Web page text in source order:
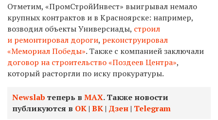
Отметим, «ПромСтройИнвест» выигрывал немало
крупных контрактов и в Красноярске: например,
возводил объекты Универсиады, строил
и ремонтировал дороги, реконструировал
«Мемориал Победы». Также с компанией заключали
договор на строительство «Поздеев Центра»,
который расторгли по иску прокуратуры.
Newslab теперь в МАХ. Также новости
публикуются в ОК| ВК| Дзен| Telegram